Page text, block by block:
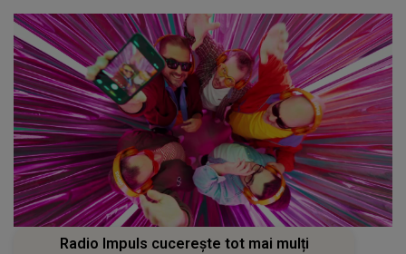
Radio Impuls cucerește tot mai mulți
ascultători: creșteri semnificative în audiență